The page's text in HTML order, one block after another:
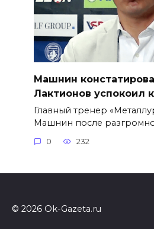
Машнин
Лактионов успокоил
Главный тренер
Машнин после
0 232
© 2026 Ok-Gazeta.ru